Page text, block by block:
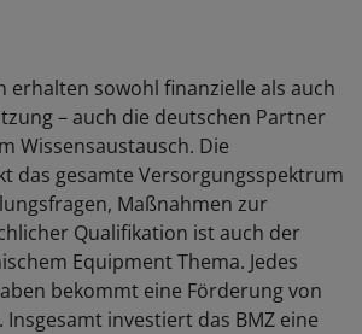
erhalten sowohl finanzielle als auch
– auch die deutschen Partner
Wissensaustausch. Die
das gesamte Versorgungsspektrum
Maßnahmen zur
Qualifikation ist auch der
Equipment Thema. Jedes
bekommt eine Förderung von
Insgesamt investiert das BMZ eine